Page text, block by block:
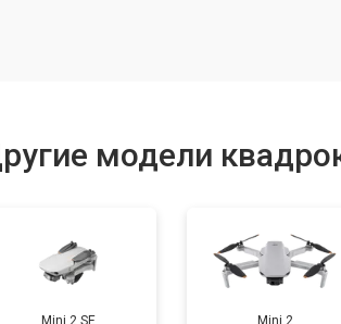
Замена GPS-модуля
модели
Mini 2 SE Mini 2